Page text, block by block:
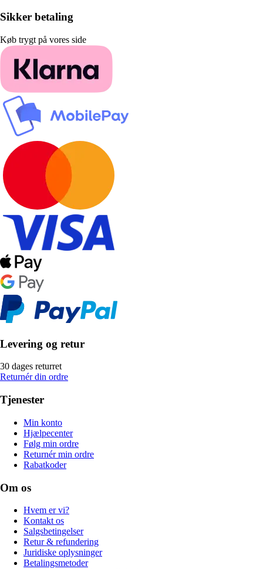
Sikker betaling
Køb trygt på vores side
Levering og retur
30 dages returret
Returnér din ordre
Tjenester
Min konto
Hjælpecenter
Følg min ordre
Returnér min ordre
Rabatkoder
Om os
Hvem er vi?
Kontakt os
Salgsbetingelser
Retur & refundering
Juridiske oplysninger
Betalingsmetoder